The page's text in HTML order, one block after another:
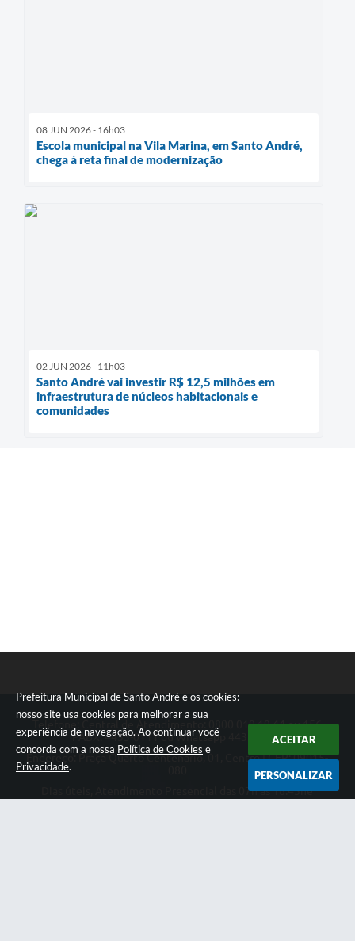
Prefeitura Municipal de Santo André e os cookies:
nosso site usa cookies para melhorar a sua
experiência de navegação. Ao continuar você
concorda com a nossa Política de Cookies e
Privacidade.
ACEITAR
PERSONALIZAR
08 JUN 2026 - 16h03
Escola municipal na Vila Marina, em Santo André,
chega à reta final de modernização
02 JUN 2026 - 11h03
Santo André vai investir R$ 12,5 milhões em
infraestrutura de núcleos habitacionais e
comunidades
Telefone: Central de Atendimento: 0800 019 19 44 ou 156
PABX: 4433-0111 ou Whatsapp 4433-0123
Endereço: Praça Quarto Centenário, 01, Centro | CEP: 09015-
Dias úteis, Atendimento Presencial das 07h as 18:45he